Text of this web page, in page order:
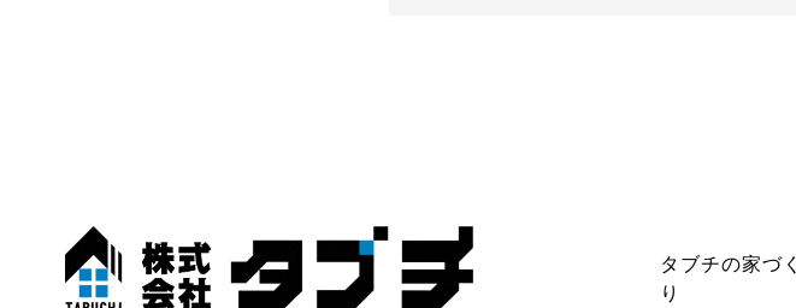
タブチの家づく
り